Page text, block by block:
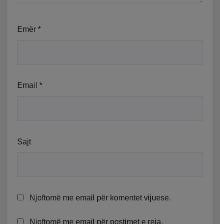
Emër *
Email *
Sajt
Njoftomë me email për komentet vijuese.
Njoftomë me email për postimet e reja.